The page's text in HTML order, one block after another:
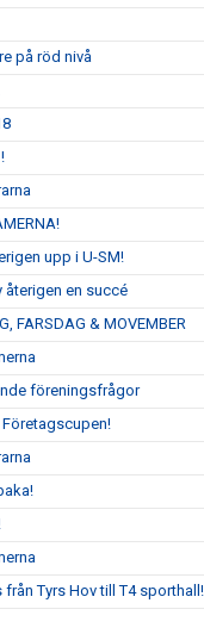
på röd nivå
upp i U-SM!
återigen en succé
FARSDAG & MOVEMBER
föreningsfrågor
Tyrs Hov till T4 sporthall!